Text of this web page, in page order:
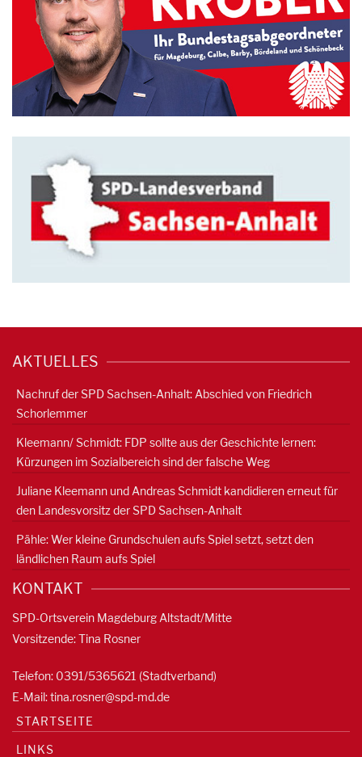
AKTUELLES
Nachruf der SPD Sachsen-Anhalt: Abschied von Friedrich
Schorlemmer
Kleemann/ Schmidt: FDP sollte aus der Geschichte lernen:
Kürzungen im Sozialbereich sind der falsche Weg
Juliane Kleemann und Andreas Schmidt kandidieren erneut für
den Landesvorsitz der SPD Sachsen-Anhalt
Pähle: Wer kleine Grundschulen aufs Spiel setzt, setzt den
ländlichen Raum aufs Spiel
KONTAKT
SPD-Ortsverein Magdeburg Altstadt/Mitte
Vorsitzende: Tina Rosner
Telefon: 0391/5365621 (Stadtverband)
E-Mail:tina.rosner@spd-md.de
STARTSEITE
LINKS